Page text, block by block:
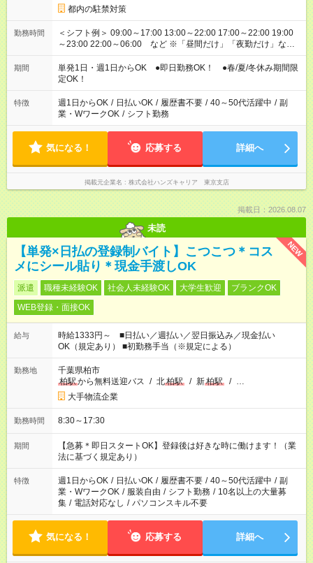
都内の駐禁対策
勤務時間
＜シフト例＞ 09:00～17:00 13:00～22:00 17:00～22:00 19:00
～23:00 22:00～06:00 など ※「昼間だけ」「夜勤だけ」など
の希望OK
期間
単発1日・週1日からOK ●即日勤務OK！ ●春/夏/冬休み期間限
定OK！
特徴 週1日からOK / 日払いOK / 履歴書不要 / 40～50代活躍中 / 副
業・WワークOK / シフト勤務
気になる！ 応募する 詳細へ
掲載元企業名 株式会社ハンズキャリア 東京支店
掲載日：2026.08.07
未読
NEW
【単発×日払の登録制バイト】こつこつ＊コス
メにシール貼り＊現金手渡しOK
派遣 職種未経験OK 社会人未経験OK 大学生歓迎
ブランクOK
WEB登録・面接OK
給与
時給1333円～ ■日払い／週払い／翌日振込み／現金払い
OK（規定あり） ■初勤務手当（※規定による）
勤務地
千葉県柏市
柏駅から無料送迎バス / 北柏駅 / 新柏駅 / …
大手物流企業
勤務時間 8:30～17:30
期間
【急募＊即日スタートOK】登録後は好きな時に働けます！（業
法に基づく規定あり）
特徴 週1日からOK / 日払いOK / 履歴書不要 / 40～50代活躍中 / 副
業・WワークOK / 服装自由 / シフト勤務 / 10名以上の大量募
集 / 電話対応なし / パソコンスキル不要
気になる！ 応募する 詳細へ